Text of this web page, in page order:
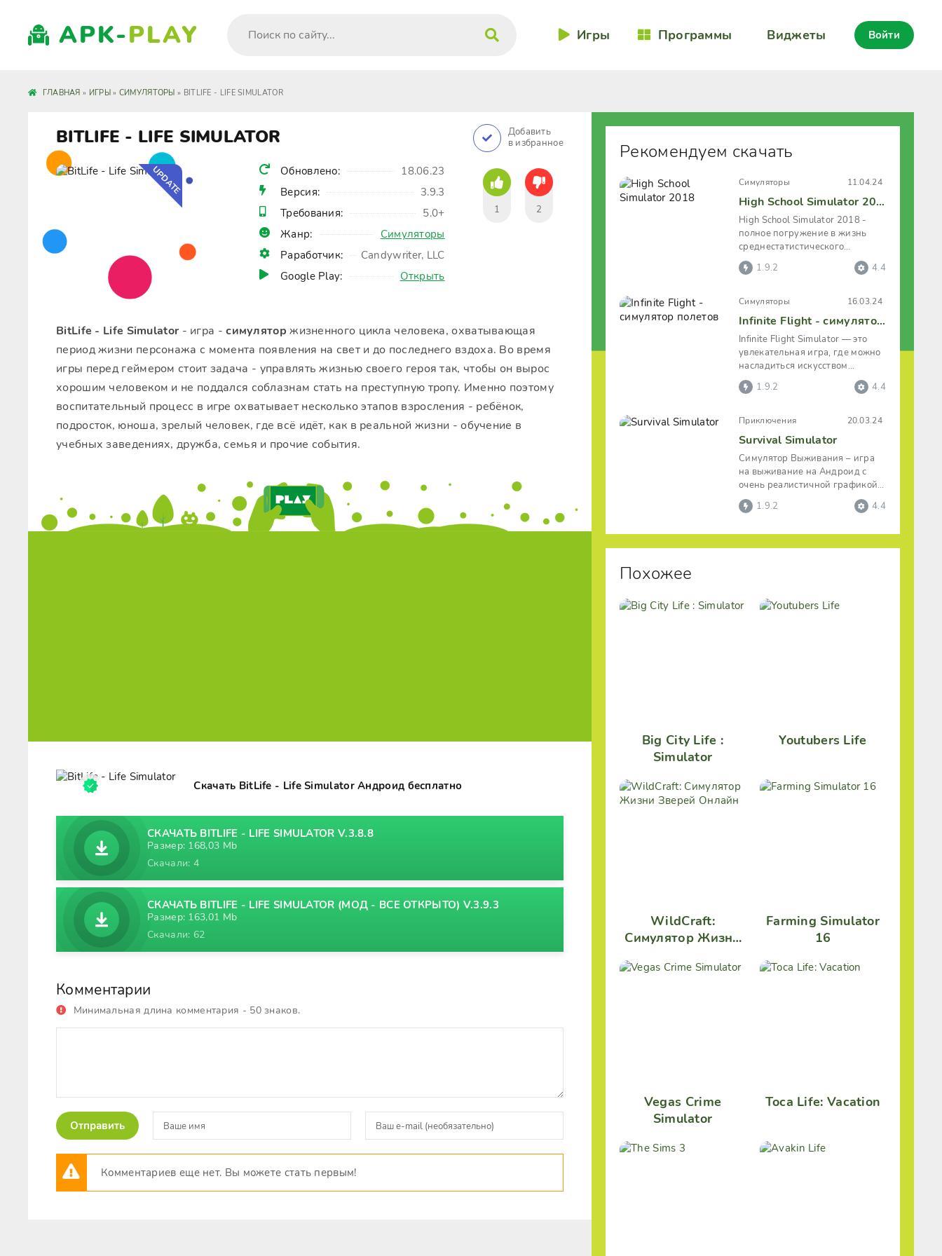
APK-PLAY Игры Программы Виджеты Войти
ГЛАВНАЯ » ИГРЫ» СИМУЛЯТОРЫ » BITLIFE - LIFE SIMULATOR
BITLIFE - LIFE SIMULATOR
Обновлено:
18.06.23
Версия:
3.9.3
Требования:
5.0+
Жанр:
Симуляторы
Раработчик:
Candywriter, LLC
Google Play:
Открыть
UPDATE
Добавить
в избранное
1 2
BitLife - Life Simulator - игра -симулятор жизненного цикла человека, охватывающая
период жизни персонажа с момента появления на свет и до последнего вздоха. Во время
игры перед геймером стоит задача - управлять жизнью своего героя так, чтобы он вырос
хорошим человеком и не поддался соблазнам стать на преступную тропу. Именно поэтому
воспитательный процесс в игре охватывает несколько этапов взросления - ребёнок,
подросток, юноша, зрелый человек, где всё идёт, как в реальной жизни - обучение в
учебных заведениях, дружба, семья и прочие события.
Скачать BitLife - Life Simulator Андроид бесплатно
СКАЧАТЬ BITLIFE - LIFE SIMULATOR V.3.8.8
Размер: 168,03 Mb
Скачали: 4
СКАЧАТЬ BITLIFE - LIFE SIMULATOR (МОД - ВСЕ ОТКРЫТО) V.3.9.3
Размер: 163,01 Mb
Скачали: 62
Комментарии
Минимальная длина комментария - 50 знаков.
Отправить
Комментариев еще нет. Вы можете стать первым!
Рекомендуем скачать
Симуляторы 11.04.24
High School Simulator 2018
High School Simulator 2018 -
полное погружение в жизнь
среднестатистического
школьника из Японии, которому
нужно1.9.2 4.4
Симуляторы 16.03.24
Infinite Flight - симулятор полетов
Infinite Flight Simulator — это
увлекательная игра, где можно
насладиться искусством
пилотирования. Разработчики
1.9.2 4.4
Приключения 20.03.24
Survival Simulator
Симулятор Выживания – игра
на выживание на Андроид с
очень реалистичной графикой.
Пользователю нужно выжить в
диком1.9.2 4.4
Похожее
Big City Life :
Simulator
Youtubers Life
WildCraft:
Симулятор Жизни
Farming Simulator
16
Vegas Crime
Simulator
Toca Life: Vacation